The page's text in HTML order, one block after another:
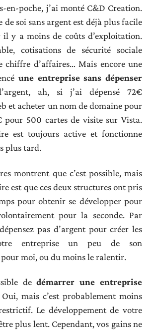
en-poche, j’ai monté C&D Creation.
de soi sans argent est déjà plus facile
il y a moins de coûts d’exploitation.
cotisations de sécurité sociale
chiffre d’affaires… Mais encore une
une entreprise sans dépenser
ah, si j’ai dépensé 72€
et acheter un nom de domaine pour
pour 500 cartes de visite sur Vista.
est toujours active et fonctionne
plus tard.
montrent que c’est possible, mais
est que ces deux structures ont pris
pour obtenir se développer pour
pour la seconde. Par
pas d’argent pour créer les
entreprise un peu de son
moi, ou du moins le ralentir.
dedémarrer une entreprise
mais c’est probablement moins
Le développement de votre
plus lent. Cependant, vos gains ne